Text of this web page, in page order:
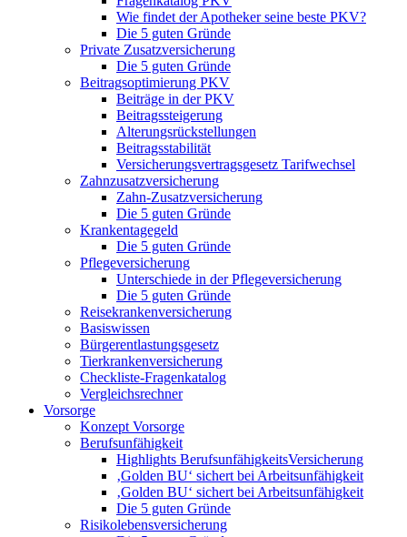
Wie findet der Apotheker seine beste PKV?
Die 5 guten Gründe
Private Zusatzversicherung
Die 5 guten Gründe
Beitragsoptimierung PKV
Beiträge in der PKV
Beitragssteigerung
Alterungsrückstellungen
Beitragsstabilität
Versicherungsvertragsgesetz Tarifwechsel
Zahnzusatzversicherung
Zahn-Zusatzversicherung
Die 5 guten Gründe
Krankentagegeld
Die 5 guten Gründe
Pflegeversicherung
Unterschiede in der Pflegeversicherung
Die 5 guten Gründe
Reisekrankenversicherung
Basiswissen
Bürgerentlastungsgesetz
Tierkrankenversicherung
Checkliste-Fragenkatalog
Vergleichsrechner
Vorsorge
Konzept Vorsorge
Berufsunfähigkeit
Highlights BerufsunfähigkeitsVersicherung
‚Golden BU‘ sichert bei Arbeitsunfähigkeit
‚Golden BU‘ sichert bei Arbeitsunfähigkeit
Die 5 guten Gründe
Risikolebensversicherung